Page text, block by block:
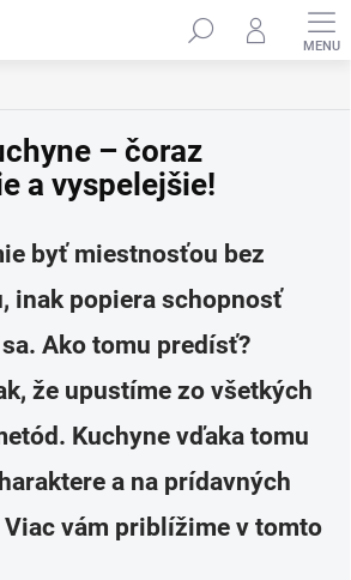
– čoraz
a vyspelejšie!
byť miestnosťou bez
inak popiera schopnosť
Ako tomu predísť?
že upustíme zo všetkých
Kuchyne vďaka tomu
a na prídavných
vám priblížime v tomto